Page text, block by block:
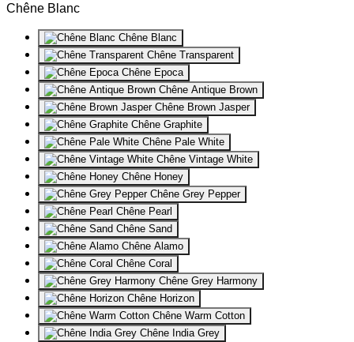
Chêne Blanc
Chêne Blanc
Chêne Transparent
Chêne Epoca
Chêne Antique Brown
Chêne Brown Jasper
Chêne Graphite
Chêne Pale White
Chêne Vintage White
Chêne Honey
Chêne Grey Pepper
Chêne Pearl
Chêne Sand
Chêne Alamo
Chêne Coral
Chêne Grey Harmony
Chêne Horizon
Chêne Warm Cotton
Chêne India Grey